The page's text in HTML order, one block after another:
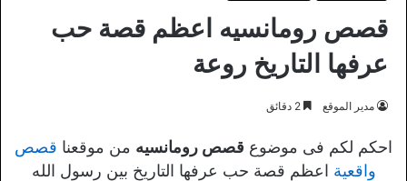
قصص رومانسيه اعظم قصة حب
عرفها التاريخ روعة
مدير الموقع
احكم لكم فى موضوع قصص رومانسيه من موقعنا قصص
واقعية اعظم قصة حب عرفها التاريخ بين رسول الله